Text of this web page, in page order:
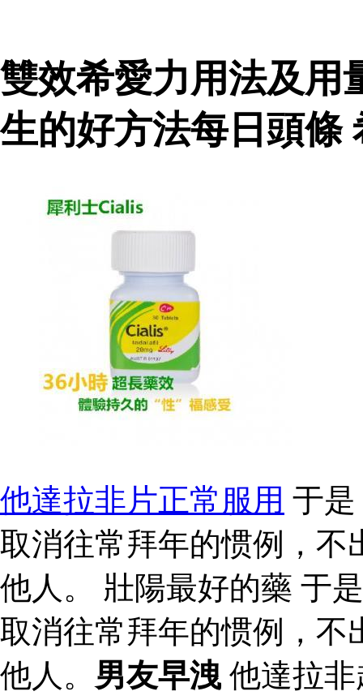
雙效希愛力用法及用
生的好方法每日頭條
他達拉非片正常服用 于
取消往常拜年的惯例，不
他人。 壯陽最好的藥 于
取消往常拜年的惯例，不
他人。 男友早洩 他達拉